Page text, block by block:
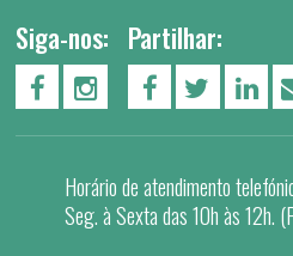
Siga-nos:
PÁGINA DO FACEBOOK
PÁGINA DO INSTAGRAM
Partilhar:
FACEBOOKTWITTER
Horário de atendimento
Seg. à Sexta das 10h às 12h.